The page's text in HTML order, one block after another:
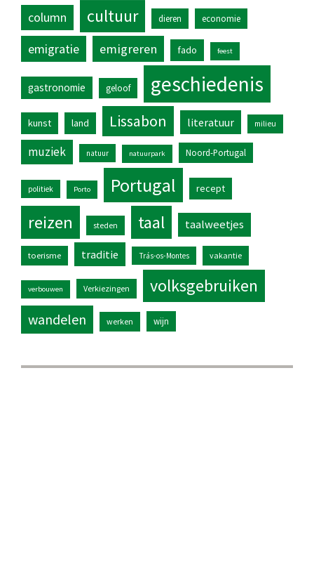
column cultuur dieren economie
emigratie emigreren fado feest
gastronomie geloof geschiedenis
kunst land Lissabon literatuur milieu
muziek natuur natuurpark Noord-Portugal
politiek Porto Portugal recept
reizen steden taal taalweetjes
toerisme traditie Trás-os-Montes vakantie
verbouwen Verkiezingen volksgebruiken
wandelen werken wijn